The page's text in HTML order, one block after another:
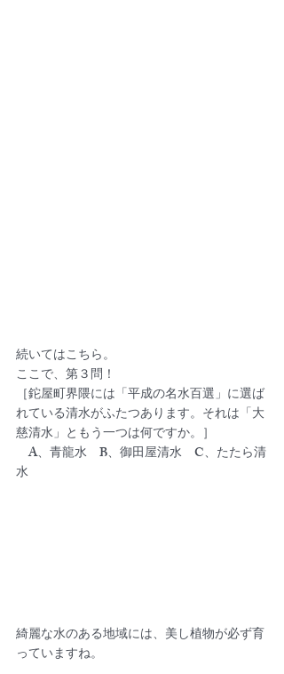
続いてはこちら。
ここで、第３問！
［鉈屋町界隈には「平成の名水百選」に選ば
れている清水がふたつあります。それは「大
慈清水」ともう一つは何ですか。］
A、青龍水　B、御田屋清水　C、たたら清
水
綺麗な水のある地域には、美し植物が必ず育
っていますね。